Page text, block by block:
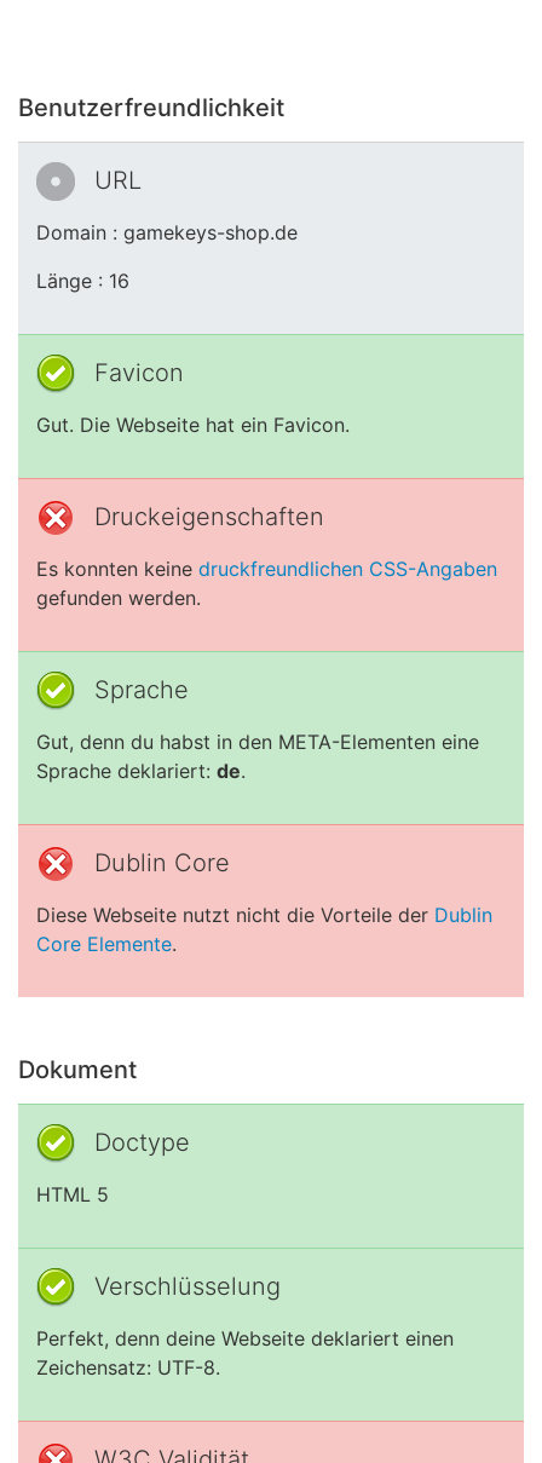
Benutzerfreundlichkeit
URL
Domain : gamekeys-shop.de
Länge : 16
Favicon
Gut. Die Webseite hat ein Favicon.
Druckeigenschaften
Es konnten keine druckfreundlichen CSS-Angaben
gefunden werden.
Sprache
Gut, denn du habst in den META-Elementen eine
Sprache deklariert: de.
Dublin Core
Diese Webseite nutzt nicht die Vorteile der Dublin
Core Elemente.
Dokument
Doctype
HTML 5
Verschlüsselung
Perfekt, denn deine Webseite deklariert einen
Zeichensatz: UTF-8.